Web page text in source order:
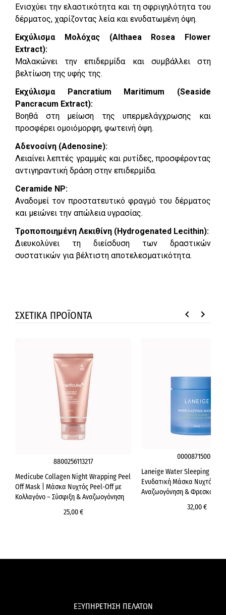
Ενισχύει την ελαστικότητα και τη σφριγηλότητα του
δέρματος, χαρίζοντας λεία και ενυδατωμένη όψη.
Εκχύλισμα Μολόχας (Althaea Rosea Flower
Extract):
Μαλακώνει την επιδερμίδα και συμβάλλει στη
βελτίωση της υφής της.
Εκχύλισμα Pancratium Maritimum (Seaside
Pancracum Extract):
Βοηθά στη μείωση της υπερμελάγχρωσης και
προσφέρει ομοιόμορφη, φωτεινή όψη.
Αδενοσίνη (Adenosine):
Λειαίνει λεπτές γραμμές και ρυτίδες, προσφέροντας
αντιγηραντική δράση στην επιδερμίδα.
Ceramide NP:
Αναδομεί τον προστατευτικό φραγμό του δέρματος
και μειώνει την απώλεια υγρασίας.
Τροποποιημένη Λεκιθίνη (Hydrogenated Lecithin):
Διευκολύνει τη διείσδυση των δραστικών
συστατικών για βέλτιστη αποτελεσματικότητα.
ΣΧΕΤΙΚΑ ΠΡΟΪΟΝΤΑ keyboard_arrow_left keyboard_arrow_right
8800256113217
Medicube Collagen Night Wrapping Peel
Off Mask | Μάσκα Νυχτός Peel-Off με
Κολλαγόνο – Σύσφιξη & Αναζωογόνηση
25,00 €
000087150001
Laneige Water Sleeping
Ενυδατική Μάσκα Νυχτός –
Αναζωογόνηση & Φρεσκάδα
32,00 €
ΕΞΥΠΗΡΕΤΗΣΗ ΠΕΛΑΤΩΝ